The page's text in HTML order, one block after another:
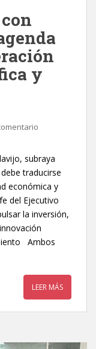
y
subraya
traducirse
económica y
del Ejecutivo
la inversión,
Ambos
LEER MÁS